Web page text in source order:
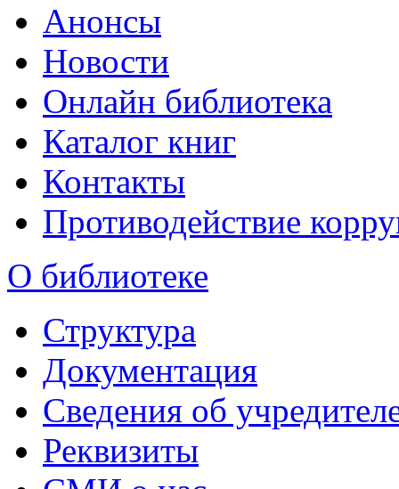
Анонсы
Новости
Онлайн библиотека
Каталог книг
Контакты
Противодействие
О библиотеке
Структура
Документация
Сведения об
Реквизиты